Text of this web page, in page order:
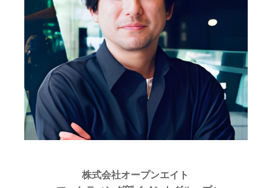
株式会社オープンエイト